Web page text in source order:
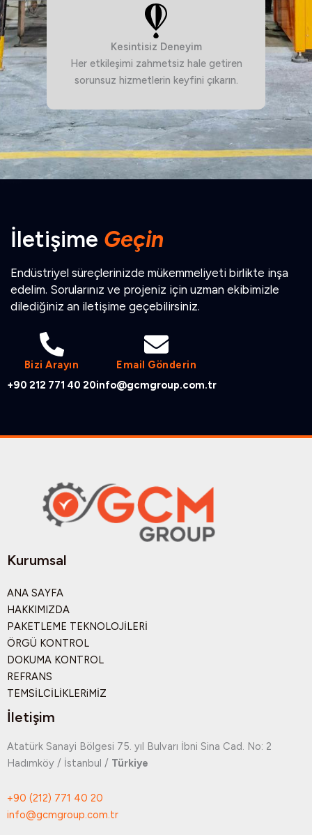
Kesintisiz Deneyim
Her etkileşimi zahmetsiz hale getiren
sorunsuz hizmetlerin keyfini çıkarın.
İletişime Geçin
Endüstriyel süreçlerinizde mükemmeliyeti birlikte inşa
edelim. Sorularınız ve projeniz için uzman ekibimizle
dilediğiniz an iletişime geçebilirsiniz.
Bizi Arayın
+90 212 771 40 20
Email Gönderin
info@gcmgroup.com.tr
Kurumsal
ANA SAYFA
HAKKIMIZDA
PAKETLEME TEKNOLOJİLERİ
ÖRGÜ KONTROL
DOKUMA KONTROL
REFRANS
TEMSİLCİLİKLERiMİZ
İletişim
Atatürk Sanayi Bölgesi 75. yıl Bulvarı İbni Sina Cad. No: 2
Hadımköy / İstanbul / Türkiye
+90 (212) 771 40 20
info@gcmgroup.com.tr